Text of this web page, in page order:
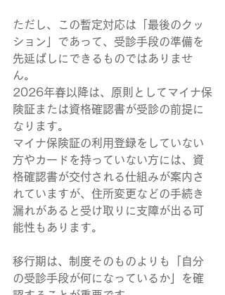
ただし、この暫定対応は「最後のクッ
ション」であって、受診手段の準備を
先延ばしにできるものではありませ
ん。
2026年春以降は、原則としてマイナ保
険証または資格確認書が受診の前提に
なります。
マイナ保険証の利用登録をしていない
方やカードを持っていない方には、資
格確認書が交付される仕組みが案内さ
れていますが、住所変更などの手続き
漏れがあると受け取りに支障が出る可
能性もあります。
移行期は、制度そのものよりも「自分
の受診手段が何になっているか」を確